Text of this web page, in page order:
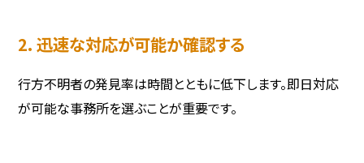
2. 迅速な対応が可能か確認する
行方不明者の発見率は時間とともに低下します。即日対応
が可能な事務所を選ぶことが重要です。